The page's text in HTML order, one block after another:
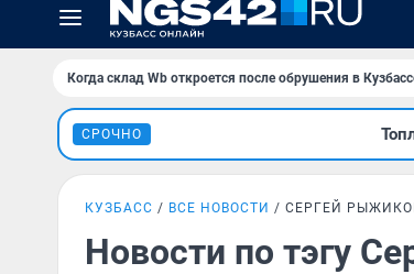
Когда склад Wb откроется после обрушения в
СРОЧНО
КУЗБАСС ВСЕ НОВОСТИ СЕРГЕЙ
Новости по тэгу